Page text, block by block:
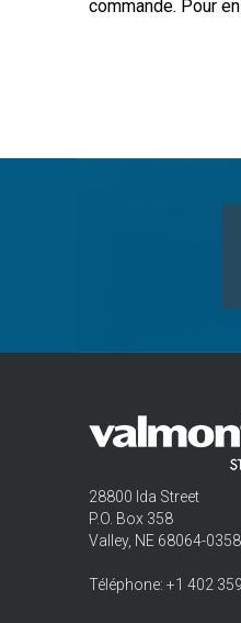
commande. Pour
28800 Ida Street
P.O. Box 358
Valley, NE 68064-0358
Téléphone: +1 402